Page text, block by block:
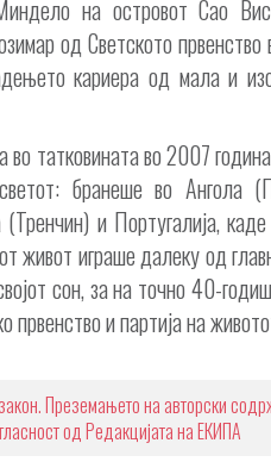
на островот Сао
од Светското
кариера од мала и
во татковината во 2007
бранеше во Ангола
и Португалија,
играше далеку од
сон, за на точно 40-
првенство и партија на
Преземањето на авторски
од Редакцијата на ЕКИПА